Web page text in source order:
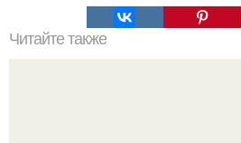
Читайте также